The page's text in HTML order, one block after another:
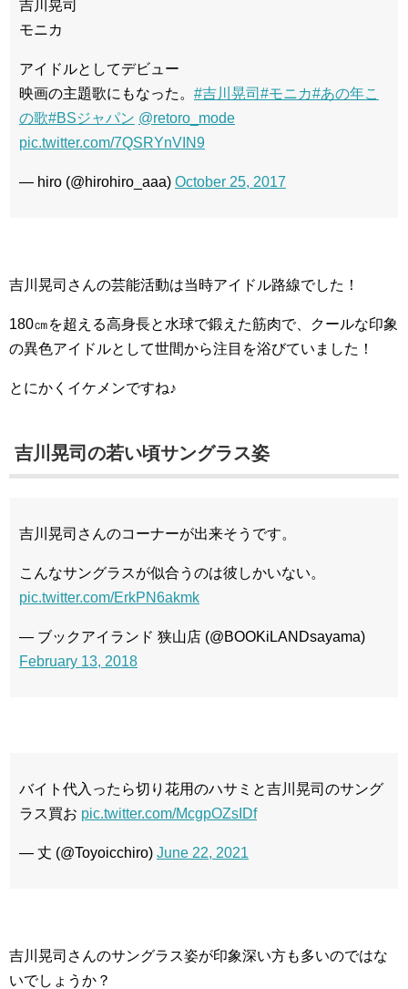
吉川晃司
モニカ
アイドルとしてデビュー
映画の主題歌にもなった。 #吉川晃司 #モニカ#あの年こ
の歌#BSジャパン @retoro_mode
pic.twitter.com/7QSRYnVIN9
— hiro (@hirohiro_aaa) October 25, 2017
吉川晃司さんの芸能活動は当時アイドル路線でした！
180㎝を超える高身長と水球で鍛えた筋肉で、クールな印象
の異色アイドルとして世間から注目を浴びていました！
とにかくイケメンですね♪
吉川晃司の若い頃サングラス姿
吉川晃司さんのコーナーが出来そうです。
こんなサングラスが似合うのは彼しかいない。
pic.twitter.com/ErkPN6akmk
— ブックアイランド 狭山店 (@BOOKiLANDsayama)
February 13, 2018
バイト代入ったら切り花用のハサミと吉川晃司のサング
ラス買お pic.twitter.com/McgpOZsIDf
— 丈 (@Toyoicchiro) June 22, 2021
吉川晃司さんのサングラス姿が印象深い方も多いのではな
いでしょうか？